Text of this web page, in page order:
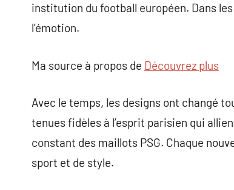
institution du football européen. Dans
l’émotion.
Ma source à propos de Découvrez plus
Avec le temps, les designs ont changé
tenues fidèles à l’esprit parisien qui
constant des maillots PSG. Chaque
sport et de style.